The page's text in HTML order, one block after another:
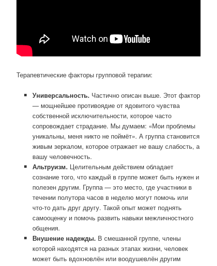
Терапевтические факторы групповой терапии:
Универсальность. Частично описан выше. Этот фактор
— мощнейшее противоядие от ядовитого чувства
собственной исключительности, которое часто
сопровождает страдание. Мы думаем: «Мои проблемы
уникальны, меня никто не поймёт». А группа становится
живым зеркалом, которое отражает не вашу слабость, а
вашу человечность.
Альтруизм. Целительным действием обладает
сознание того, что каждый в группе может быть нужен и
полезен другим. Группа — это место, где участники в
течении полутора часов в неделю могут помочь или
что-то дать друг другу. Такой опыт может поднять
самооценку и помочь развить навыки межличностного
общения.
Внушение надежды. В смешанной группе, члены
которой находятся на разных этапах жизни, человек
может быть вдохновлён или воодушевлён другим